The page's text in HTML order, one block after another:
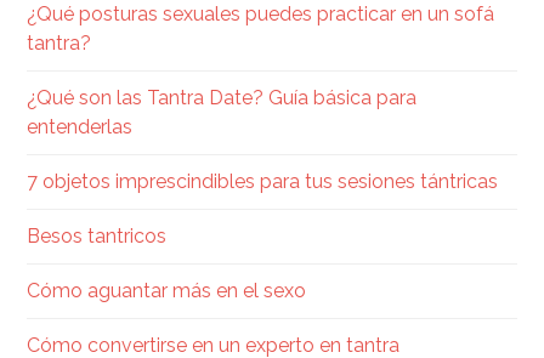
¿Qué posturas sexuales puedes practicar en un sofá
tantra?
¿Qué son las Tantra Date? Guía básica para
entenderlas
7 objetos imprescindibles para tus sesiones tántricas
Besos tantricos
Cómo aguantar más en el sexo
Cómo convertirse en un experto en tantra